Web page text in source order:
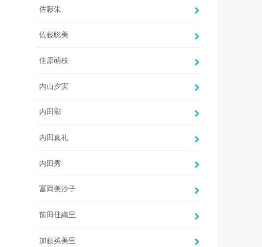
佐藤朱
佐藤聡美
佳原萌枝
内山夕実
内田彩
内田真礼
内田秀
冨岡美沙子
前田佳織里
加藤英美里